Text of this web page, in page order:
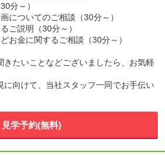
30分～）
についてのご相談（30分～）
ご説明（30分～）
お金に関するご相談（30分～）
きたいことなどございましたら、お気軽
に向けて、当社スタッフ一同でお手伝い
見学予約(無料)